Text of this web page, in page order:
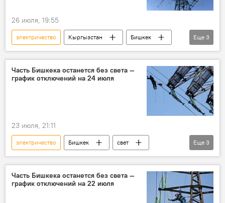
26 июля, 19:55
электричество Кыргызстан
Бишкек
свет
отключение график
Еще 3
Часть Бишкека останется без света —
график отключений на 24 июля
23 июля, 21:11
электричество Бишкек
свет
отключение
график
электроэнергия
Еще 3
Часть Бишкека останется без света —
график отключений на 22 июля